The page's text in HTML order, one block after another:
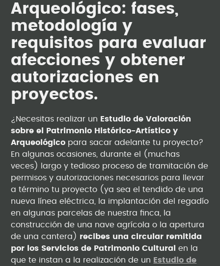
Arqueológico: fases,
metodología y
requisitos para evaluar
afecciones y obtener
autorizaciones en
proyectos.
¿Necesitas realizar un
Estudio de Valoración
sobre el Patrimonio Histórico-Artístico y
Arqueológico para sacar adelante tu proyecto?
En algunas ocasiones, durante el (muchas
veces) largo y tedioso proceso de tramitación de
permisos y autorizaciones necesarios para llevar
a término tu proyecto (ya sea el tendido de una
nueva línea eléctrica, la implantación del regadío
en algunas parcelas de nuestra finca, la
construcción de una nave agrícola o la apertura
de una cantera) recibes una circular remitida
por los Servicios de Patrimonio Cultural
en la
que te instan a la realización de un
Estudio de